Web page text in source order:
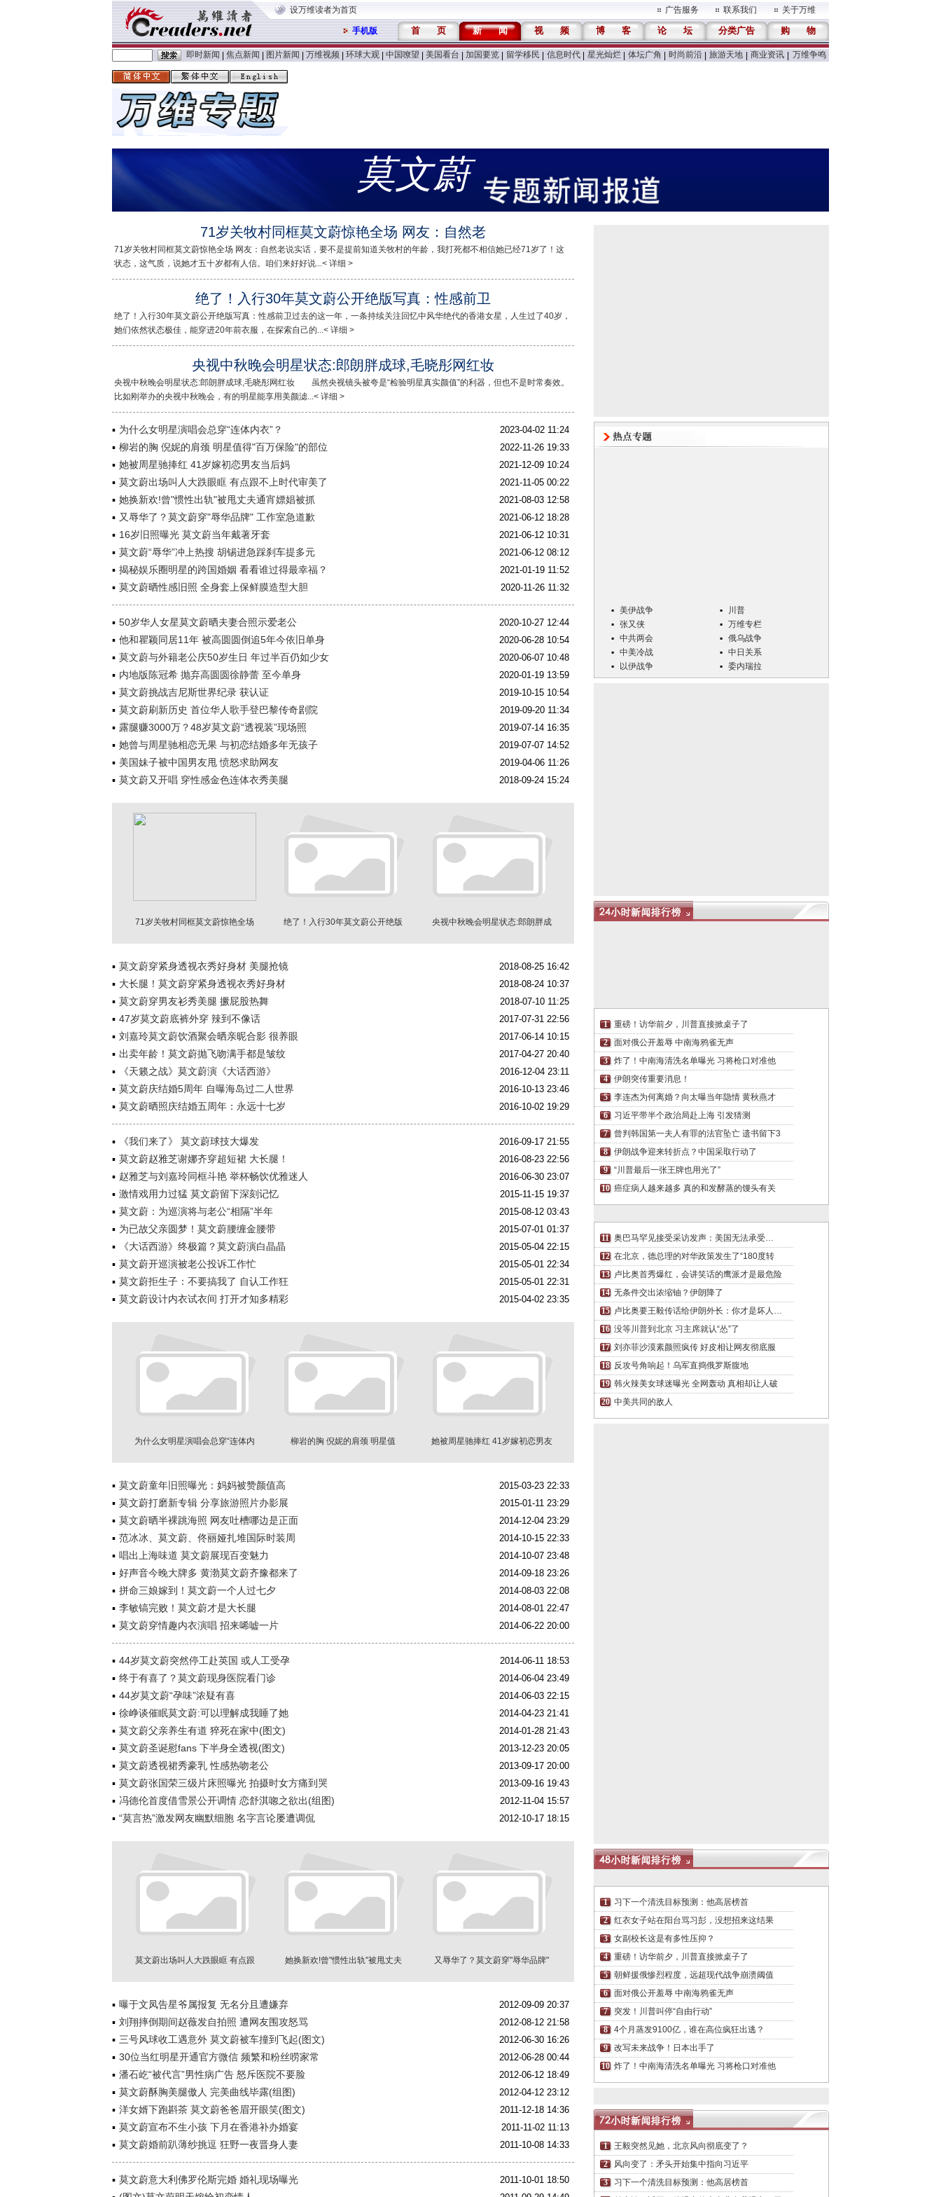
设万维读者为首页 广告服务 联系我们 关于万维
手机版 首 页 新 闻 视 频 博 客 论 坛 分类广告 购 物
即时新闻 焦点新闻 图片新闻 万维视频 环球大观 中国嘹望 美国看台 加国要览 留学移民 信息时代 星光灿烂 体坛广角 时尚前沿 旅游天地 商业资讯 万维争鸣
莫文蔚
71岁关牧村同框莫文蔚惊艳全场 网友：自然老
71岁关牧村同框莫文蔚惊艳全场 网友：自然老说实话，要不是提前知道关牧村的年龄，我打死都不相信她已经71岁了！这
状态，这气质，说她才五十岁都有人信。咱们来好好说...< 详细 >
绝了！入行30年莫文蔚公开绝版写真：性感前卫
绝了！入行30年莫文蔚公开绝版写真：性感前卫过去的这一年，一条持续关注回忆中风华绝代的香港女星，人生过了40岁，
她们依然状态极佳，能穿进20年前衣服，在探索自己的...< 详细 >
央视中秋晚会明星状态:郎朗胖成球,毛晓彤网红妆
央视中秋晚会明星状态:郎朗胖成球,毛晓彤网红妆 虽然央视镜头被夸是“检验明星真实颜值”的利器，但也不是时常奏效。
比如刚举办的央视中秋晚会，有的明星能享用美颜滤...< 详细 >
为什么女明星演唱会总穿“连体内衣”？ 2023-04-02 11:24
柳岩的胸 倪妮的肩颈 明星值得"百万保险"的部位 2022-11-26 19:33
她被周星驰捧红 41岁嫁初恋男友当后妈 2021-12-09 10:24
莫文蔚出场叫人大跌眼眶 有点跟不上时代审美了 2021-11-05 00:22
她换新欢!曾"惯性出轨"被甩丈夫通宵嫖娼被抓 2021-08-03 12:58
又辱华了？莫文蔚穿"辱华品牌" 工作室急道歉 2021-06-12 18:28
16岁旧照曝光 莫文蔚当年戴著牙套 2021-06-12 10:31
莫文蔚“辱华”冲上热搜 胡锡进急踩刹车提多元 2021-06-12 08:12
揭秘娱乐圈明星的跨国婚姻 看看谁过得最幸福？ 2021-01-19 11:52
莫文蔚晒性感旧照 全身套上保鲜膜造型大胆 2020-11-26 11:32
50岁华人女星莫文蔚晒夫妻合照示爱老公 2020-10-27 12:44
他和瞿颖同居11年 被高圆圆倒追5年今依旧单身 2020-06-28 10:54
莫文蔚与外籍老公庆50岁生日 年过半百仍如少女 2020-06-07 10:48
内地版陈冠希 抛弃高圆圆徐静蕾 至今单身 2020-01-19 13:59
莫文蔚挑战吉尼斯世界纪录 获认证 2019-10-15 10:54
莫文蔚刷新历史 首位华人歌手登巴黎传奇剧院 2019-09-20 11:34
露腿赚3000万？48岁莫文蔚“透视装”现场照 2019-07-14 16:35
她曾与周星驰相恋无果 与初恋结婚多年无孩子 2019-07-07 14:52
美国妹子被中国男友甩 愤怒求助网友 2019-04-06 11:26
莫文蔚又开唱 穿性感金色连体衣秀美腿 2018-09-24 15:24
71岁关牧村同框莫文蔚惊艳全场
绝了！入行30年莫文蔚公开绝版
央视中秋晚会明星状态:郎朗胖成
莫文蔚穿紧身透视衣秀好身材 美腿抢镜 2018-08-25 16:42
大长腿！莫文蔚穿紧身透视衣秀好身材 2018-08-24 10:37
莫文蔚穿男友衫秀美腿 撅屁股热舞 2018-07-10 11:25
47岁莫文蔚底裤外穿 辣到不像话 2017-07-31 22:56
刘嘉玲莫文蔚饮酒聚会晒亲昵合影 很养眼 2017-06-14 10:15
出卖年龄！莫文蔚抛飞吻满手都是皱纹 2017-04-27 20:40
《天籁之战》莫文蔚演《大话西游》 2016-12-04 23:11
莫文蔚庆结婚5周年 自曝海岛过二人世界 2016-10-13 23:46
莫文蔚晒照庆结婚五周年：永远十七岁 2016-10-02 19:29
《我们来了》 莫文蔚球技大爆发 2016-09-17 21:55
莫文蔚赵雅芝谢娜齐穿超短裙 大长腿！ 2016-08-23 22:56
赵雅芝与刘嘉玲同框斗艳 举杯畅饮优雅迷人 2016-06-30 23:07
激情戏用力过猛 莫文蔚留下深刻记忆 2015-11-15 19:37
莫文蔚：为巡演将与老公“相隔”半年 2015-08-12 03:43
为已故父亲圆梦！莫文蔚腰缠金腰带 2015-07-01 01:37
《大话西游》终极篇？莫文蔚演白晶晶 2015-05-04 22:15
莫文蔚开巡演被老公投诉工作忙 2015-05-01 22:34
莫文蔚拒生子：不要搞我了 自认工作狂 2015-05-01 22:31
莫文蔚设计内衣试衣间 打开才知多精彩 2015-04-02 23:35
为什么女明星演唱会总穿“连体内
柳岩的胸 倪妮的肩颈 明星值
她被周星驰捧红 41岁嫁初恋男友
莫文蔚童年旧照曝光：妈妈被赞颜值高 2015-03-23 22:33
莫文蔚打磨新专辑 分享旅游照片办影展 2015-01-11 23:29
莫文蔚晒半裸跳海照 网友吐槽哪边是正面 2014-12-04 23:29
范冰冰、莫文蔚、佟丽娅扎堆国际时装周 2014-10-15 22:33
唱出上海味道 莫文蔚展现百变魅力 2014-10-07 23:48
好声音今晚大牌多 黄渤莫文蔚齐豫都来了 2014-09-18 23:26
拼命三娘嫁到！莫文蔚一个人过七夕 2014-08-03 22:08
李敏镐完败！莫文蔚才是大长腿 2014-08-01 22:47
莫文蔚穿情趣内衣演唱 招来唏嘘一片 2014-06-22 20:00
44岁莫文蔚突然停工赴英国 或人工受孕 2014-06-11 18:53
终于有喜了？莫文蔚现身医院看门诊 2014-06-04 23:49
44岁莫文蔚“孕味”浓疑有喜 2014-06-03 22:15
徐峥谈催眠莫文蔚:可以理解成我睡了她 2014-04-23 21:41
莫文蔚父亲养生有道 猝死在家中(图文) 2014-01-28 21:43
莫文蔚圣诞慰fans 下半身全透视(图文) 2013-12-23 20:05
莫文蔚透视裙秀豪乳 性感热吻老公 2013-09-17 20:00
莫文蔚张国荣三级片床照曝光 拍摄时女方痛到哭 2013-09-16 19:43
冯德伦首度借雪景公开调情 恋舒淇唿之欲出(组图) 2012-11-04 15:57
“莫言热”激发网友幽默细胞 名字言论屡遭调侃 2012-10-17 18:15
莫文蔚出场叫人大跌眼眶 有点跟
她换新欢!曾"惯性出轨"被甩丈夫
又辱华了？莫文蔚穿"辱华品牌"
曝于文凤告星爷属报复 无名分且遭嫌弃 2012-09-09 20:37
刘翔摔倒期间赵薇发自拍照 遭网友围攻怒骂 2012-08-12 21:58
三号风球收工遇意外 莫文蔚被车撞到飞起(图文) 2012-06-30 16:26
30位当红明星开通官方微信 频繁和粉丝唠家常 2012-06-28 00:44
潘石屹“被代言”男性病广告 怒斥医院不要脸 2012-06-12 18:49
莫文蔚酥胸美腿傲人 完美曲线毕露(组图) 2012-04-12 23:12
洋女婿下跑斟茶 莫文蔚爸爸眉开眼笑(图文) 2011-12-18 14:36
莫文蔚宣布不生小孩 下月在香港补办婚宴 2011-11-02 11:13
莫文蔚婚前趴薄纱挑逗 狂野一夜晋身人妻 2011-10-08 14:33
莫文蔚意大利佛罗伦斯完婚 婚礼现场曝光 2011-10-01 18:50
美伊战争
川普
张又侠
万维专栏
中共两会
俄乌战争
中美冷战
中日关系
以伊战争
委内瑞拉
重磅！访华前夕，川普直接掀桌子了
面对俄公开羞辱 中南海鸦雀无声
炸了！中南海清洗名单曝光 习将枪口对准他
伊朗突传重要消息！
李连杰为何离婚？向太曝当年隐情 黄秋燕才
习近平带半个政治局赴上海 引发猜测
曾判韩国第一夫人有罪的法官坠亡 遗书留下3
伊朗战争迎来转折点？中国采取行动了
“川普最后一张王牌也用光了”
癌症病人越来越多 真的和发酵蒸的馒头有关
奥巴马罕见接受采访发声：美国无法承受…
在北京，德总理的对华政策发生了“180度转
卢比奥首秀爆红，会讲笑话的鹰派才是最危险
无条件交出浓缩铀？伊朗降了
卢比奥要王毅传话给伊朗外长：你才是坏人…
没等川普到北京 习主席就认“怂”了
刘亦菲沙漠素颜照疯传 好皮相让网友彻底服
反攻号角响起！乌军直捣俄罗斯腹地
韩火辣美女球迷曝光 全网轰动 真相却让人破
中美共同的敌人
习下一个清洗目标预测：他高居榜首
红衣女子站在阳台骂习彭，没想招来这结果
女副校长这是有多性压抑？
重磅！访华前夕，川普直接掀桌子了
朝鲜援俄惨烈程度，远超现代战争崩溃阈值
面对俄公开羞辱 中南海鸦雀无声
突发！川普叫停“自由行动”
4个月蒸发9100亿，谁在高位疯狂出逃？
改写未来战争！日本出手了
炸了！中南海清洗名单曝光 习将枪口对准他
王毅突然见她，北京风向彻底变了？
风向变了：矛头开始集中指向习近平
习下一个清洗目标预测：他高居榜首